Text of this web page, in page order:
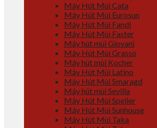
Máy Hút Mùi Cata
Máy Hút Mùi Eurosun
Máy Hút Mùi Fandi
Máy Hút Mùi Faster
Máy hút mùi Giovani
Máy Hút Mùi Grasso
Máy hút mùi Kocher
Máy Hút Mùi Latino
Máy Hút Mùi Smaragd
Máy hút mùi Sevilla
Máy Hút Mùi Spelier
Máy Hút Mùi Sunhouse
Máy Hút Mùi Taka